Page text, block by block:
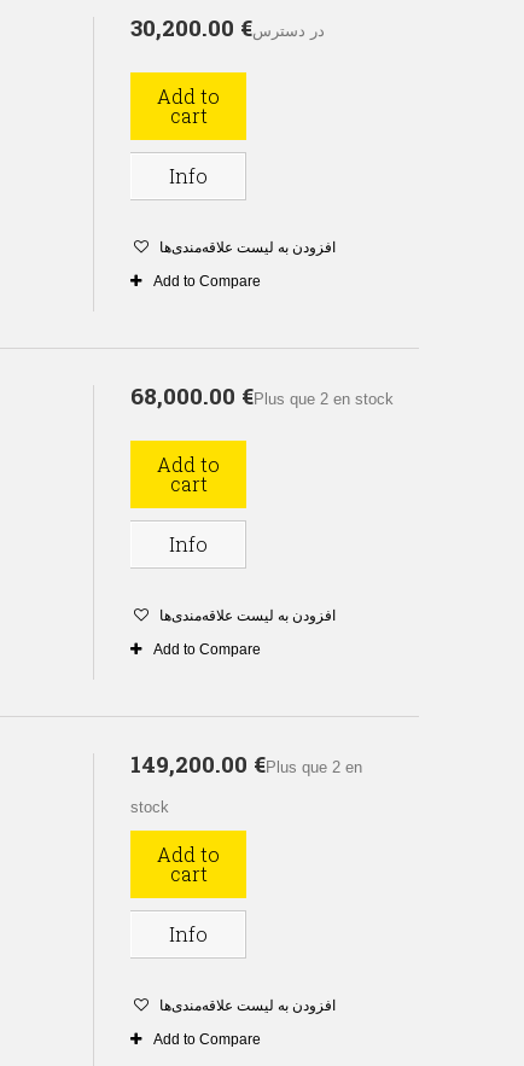
30,200.00 €در دسترس
Add to
cart
Info
افزودن به لیست علاقه‌مندی‌ها
Add to Compare
68,000.00 €Plus que 2 en stock
Add to
cart
Info
افزودن به لیست علاقه‌مندی‌ها
Add to Compare
149,200.00 €Plus que 2 en
stock
Add to
cart
Info
افزودن به لیست علاقه‌مندی‌ها
Add to Compare